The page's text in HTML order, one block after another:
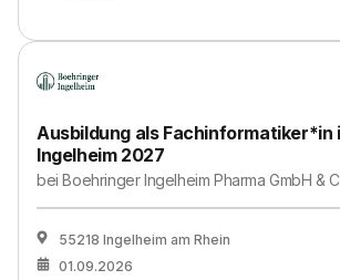
Ausbildung als Fachinformatiker*in
Ingelheim 2027
beiBoehringer Ingelheim Pharma GmbH &
55218 Ingelheim am Rhein
01.09.2026